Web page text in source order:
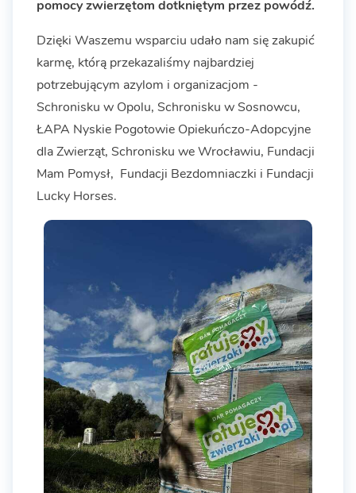
pomocy zwierzętom dotkniętym przez powódź.
Dzięki Waszemu wsparciu udało nam się zakupić
karmę, którą przekazaliśmy najbardziej
potrzebującym azylom i organizacjom -
Schronisku w Opolu, Schronisku w Sosnowcu,
ŁAPA Nyskie Pogotowie Opiekuńczo-Adopcyjne
dla Zwierząt, Schronisku we Wrocławiu, Fundacji
Mam Pomysł, Fundacji Bezdomniaczki i Fundacji
Lucky Horses.